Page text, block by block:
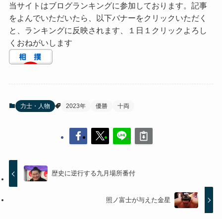
当サイトはブログランキングに参加しております。記事
をよんでいただいたら、以下バナーをクリックいただく
と、ランキングに反映されます、１日１クリックよろし
くおねがいします
力士・人物 2023年 優勝 十両
歴史に逆行する九月場所番付
照ノ富士が与えた金星